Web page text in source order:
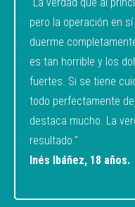
pero la operación en
duerme
es tan horrible y los
fuertes. Si se tiene
todo perfectamente
destaca mucho. La
resultado."
Inés Ibáñez, 18 años.